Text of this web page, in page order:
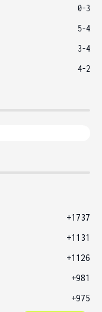
0-3
5-4
3-4
4-2
+1737
+1131
+1126
+981
+975